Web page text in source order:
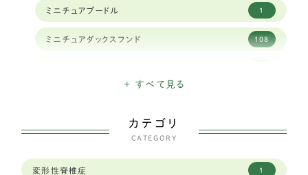
ミニチュアプードル 1
ミニチュアダックスフンド 108
イタリアングレイハウンド
+ すべて見る
カテゴリ
CATEGORY
変形性脊椎症 1